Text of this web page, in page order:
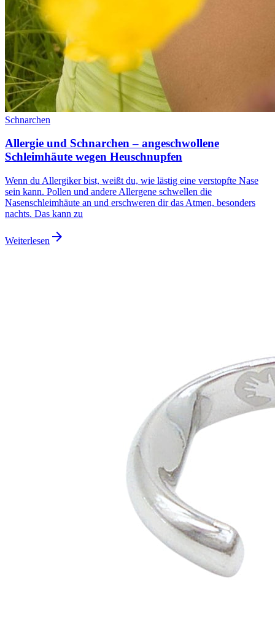
Schnarchen
Allergie und Schnarchen – angeschwollene
Schleimhäute wegen Heuschnupfen
Wenn du Allergiker bist, weißt du, wie lästig eine verstopfte Nase
sein kann. Pollen und andere Allergene schwellen die
Nasenschleimhäute an und erschweren dir das Atmen, besonders
nachts. Das kann zu
Weiterlesen arrow_forward